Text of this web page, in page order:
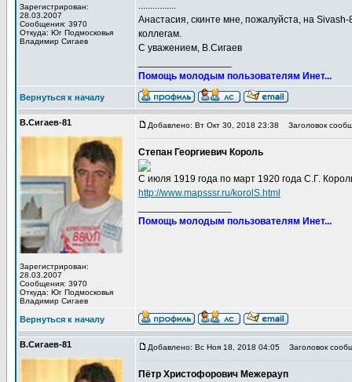
Зарегистрирован:
28.03.2007
Сообщения: 3970
Откуда: Юг Подмосковья
Владимир Сигаев
................
Анастасия, скинте мне, пожалуйста, на
коллегам.
С уважением, В.Сигаев
Помощь молодым пользователям Инет...
Вернуться к началу
В.Сигаев-81
Зарегистрирован:
28.03.2007
Сообщения: 3970
Откуда: Юг Подмосковья
Владимир Сигаев
Добавлено: Вт Окт 30, 2018 23:38 Заголовок
Степан Георгиевич Король
С июля 1919 года по март 1920 года С.Г.
http://www.mapsssr.ru/korolS.html
Помощь молодым пользователям Инет...
Вернуться к началу
В.Сигаев-81 Добавлено: Вс Ноя 18, 2018 04:05 Заголовок
Пётр Христофорович Межерауп